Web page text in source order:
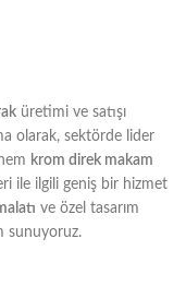
üretimi ve satışı
olarak, sektörde lider
krom direk makam
ile ilgili geniş bir hizmet
ve özel tasarım
sunuyoruz.